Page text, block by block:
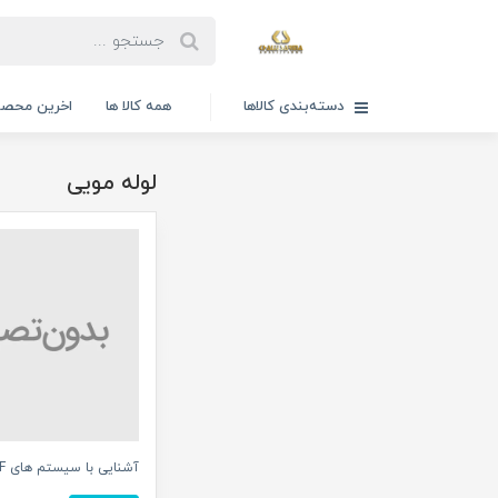
دسته‌بندی کالاها همه کالا ها اخرین
لوله مویی
آشنایی با سیستم های VRF